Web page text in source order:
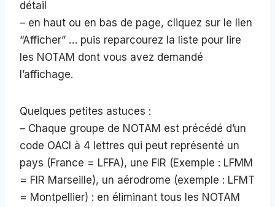
détail
– en haut ou en bas de page, cliquez sur le lien
“Afficher” … puis reparcourez la liste pour lire
les NOTAM dont vous avez demandé
l’affichage.
Quelques petites astuces :
– Chaque groupe de NOTAM est précédé d’un
code OACI à 4 lettres qui peut représenté un
pays (France = LFFA), une FIR (Exemple : LFMM
= FIR Marseille), un aérodrome (exemple : LFMT
= Montpellier) : en éliminant tous les NOTAM